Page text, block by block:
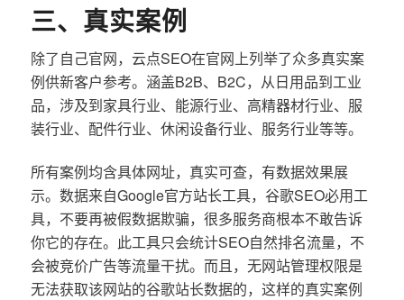
三、真实案例
除了自己官网，云点SEO在官网上列举了众多真实案
例供新客户参考。涵盖B2B、B2C，从日用品到工业
品，涉及到家具行业、能源行业、高精器材行业、服
装行业、配件行业、休闲设备行业、服务行业等等。
所有案例均含具体网址，真实可查，有数据效果展
示。数据来自Google官方站长工具，谷歌SEO必用工
具，不要再被假数据欺骗，很多服务商根本不敢告诉
你它的存在。此工具只会统计SEO自然排名流量，不
会被竞价广告等流量干扰。而且，无网站管理权限是
无法获取该网站的谷歌站长数据的，这样的真实案例